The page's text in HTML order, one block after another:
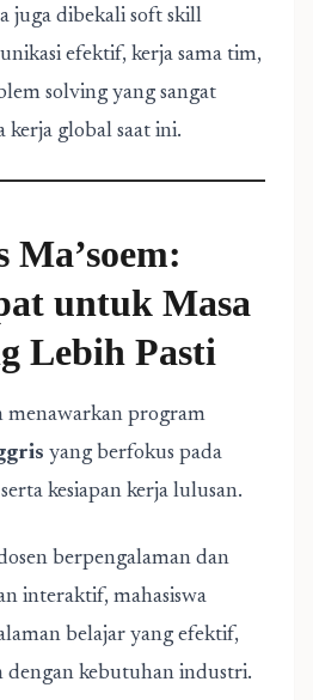
juga dibekali soft skill
efektif, kerja sama tim,
solving yang sangat
global saat ini.
Ma’soem:
untuk Masa
Lebih Pasti
menawarkan program
yang berfokus pada
kesiapan kerja lulusan.
berpengalaman dan
interaktif, mahasiswa
belajar yang efektif,
dengan kebutuhan industri.